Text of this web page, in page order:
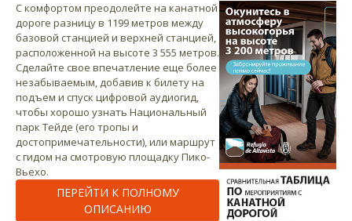
С комфортом преодолейте на канатной
дороге разницу в 1199 метров между
базовой станцией и верхней станцией,
расположенной на высоте 3 555 метров.
Сделайте свое впечатление еще более
незабываемым, добавив к билету на
подъем и спуск цифровой аудиогид,
чтобы хорошо узнать Национальный
парк Тейде (его тропы и
достопримечательности), или маршрут
с гидом на смотровую площадку Пико-
Вьехо.
ПЕРЕЙТИ К ПОЛНОМУ
ОПИСАНИЮ